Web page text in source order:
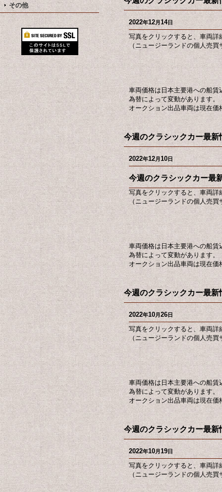
その他
2022年12月14日
写真をクリックすると、車両詳
（ニュージーランドの個人売
車両価格は日本主要港への船賃
為替によって変動があります。
オークション出品車両は現在価
今週のクラシックカー最
2022年12月10日
今週のクラシックカー最
写真をクリックすると、車両詳
（ニュージーランドの個人売
車両価格は日本主要港への船賃
為替によって変動があります。
オークション出品車両は現在価
今週のクラシックカー最
2022年10月26日
写真をクリックすると、車両詳
（ニュージーランドの個人売
車両価格は日本主要港への船賃
為替によって変動があります。
オークション出品車両は現在価
今週のクラシックカー最
2022年10月19日
写真をクリックすると、車両詳
（ニュージーランドの個人売